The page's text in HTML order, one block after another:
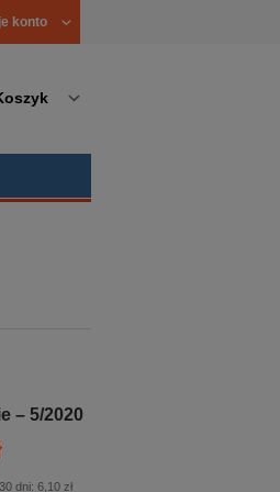
konto
– 5/2020
dni: 6,10 zł